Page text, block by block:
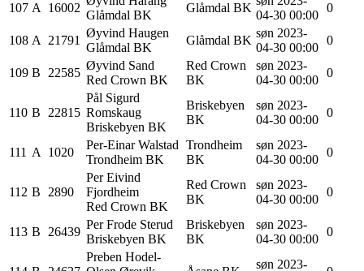
107 A 16002
Glåmdal BK
Glåmdal BK
04-30 00:00
0
108 A 21791
Øyvind Haugen
Glåmdal BK
Glåmdal BK
søn 2023-
04-30 00:00
0
109 B 22585
Øyvind Sand
Red Crown BK
Red Crown
BK
søn 2023-
04-30 00:00
0
110 B 22815
Pål Sigurd
Romskaug
Briskebyen BK
Briskebyen
BK
søn 2023-
04-30 00:00
0
111 A 1020
Per-Einar Walstad
Trondheim BK
Trondheim
BK
søn 2023-
04-30 00:00
0
112 B 2890
Per Eivind
Fjordheim
Red Crown BK
Red Crown
BK
søn 2023-
04-30 00:00
0
113 B 26439
Per Frode Sterud
Briskebyen BK
Briskebyen
BK
søn 2023-
04-30 00:00
0
Preben Hodel-
søn 2023-